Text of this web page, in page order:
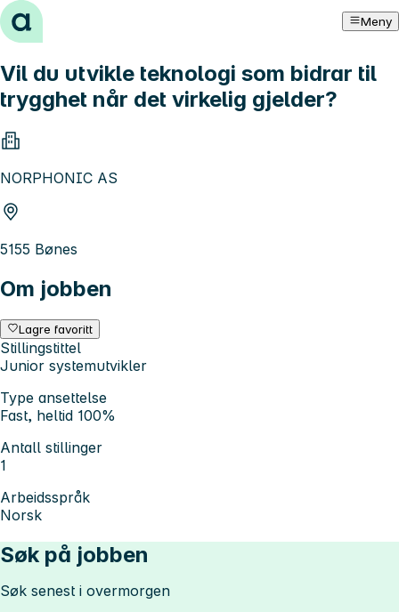
Hopp til innhold Meny
Vil du utvikle teknologi som bidrar til
trygghet når det virkelig gjelder?
NORPHONIC AS
5155 Bønes
Om jobben
Lagre favoritt
Stillingstittel
Junior systemutvikler
Type ansettelse
Fast, heltid 100%
Antall stillinger
1
Arbeidsspråk
Norsk
Søk på jobben
Søk senest i overmorgen